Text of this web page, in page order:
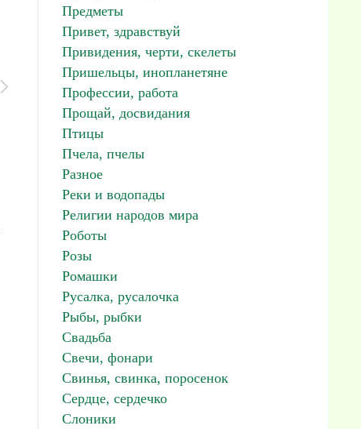
Предметы
Привет, здравствуй
Привидения, черти, скелеты
Пришельцы, инопланетяне
Профессии, работа
Прощай, досвидания
Птицы
Пчела, пчелы
Разное
Реки и водопады
Религии народов мира
Роботы
Розы
Ромашки
Русалка, русалочка
Рыбы, рыбки
Свадьба
Свечи, фонари
Свинья, свинка, поросенок
Сердце, сердечко
Слоники